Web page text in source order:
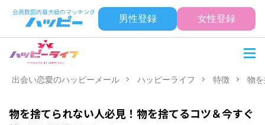
男性登録 女性登録
出会い恋愛のハッピーメール ハッピーライフ 特徴 物
物を捨てられない人必見！物を捨てるコツ＆今すぐ